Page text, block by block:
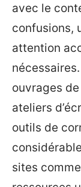
avec le
confusions,
attention
ouvrages
ateliers
outils de
sites comme